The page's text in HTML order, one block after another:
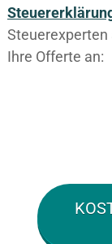
Steuerexperten
Ihre Offerte an: